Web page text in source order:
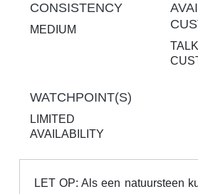
CONSISTENCY
MEDIUM
WATCHPOINT(S)
LIMITED
AVAILABILITY
LET OP: Als een natuursteen